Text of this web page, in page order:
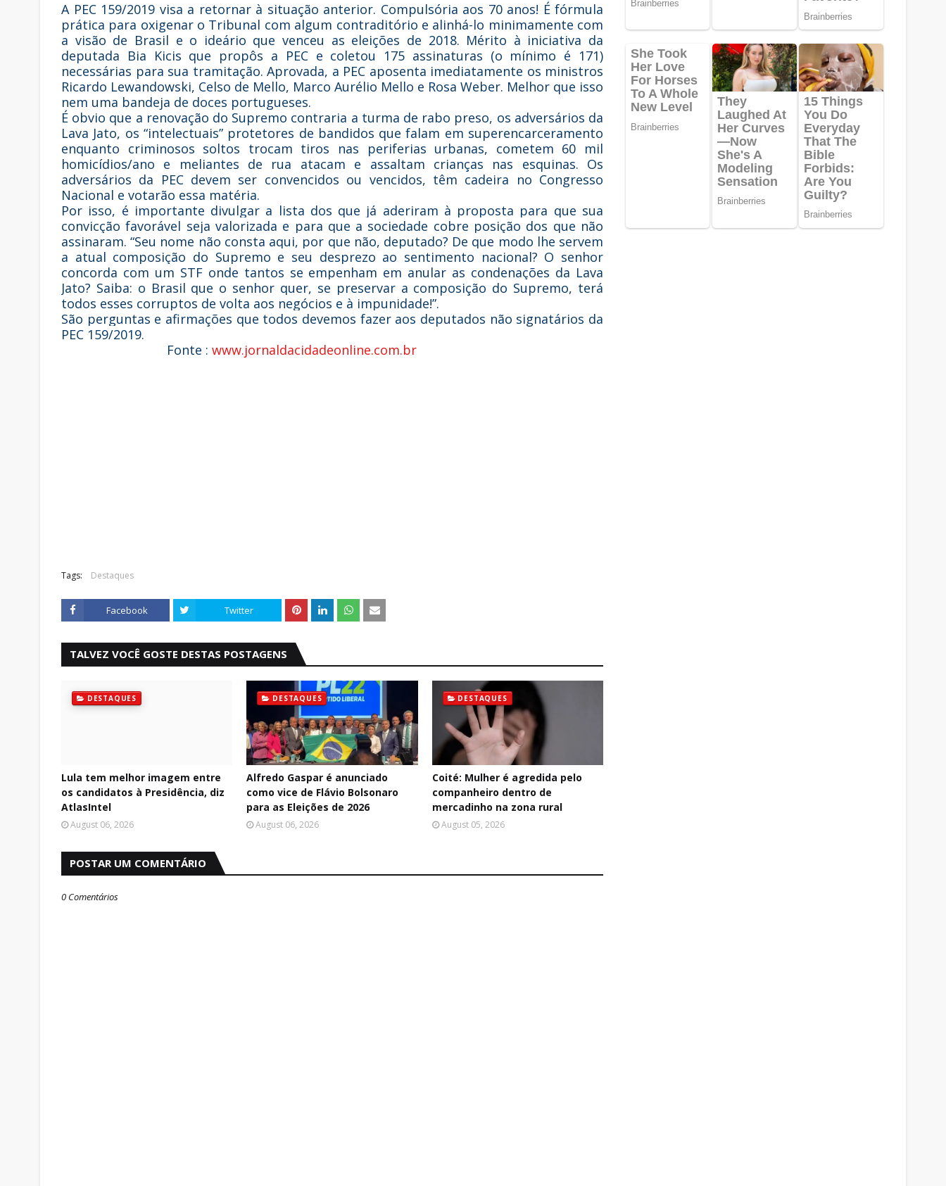
A PEC 159/2019 visa a retornar à situação anterior. Compulsória aos 70 anos! É fórmula
prática para oxigenar o Tribunal com algum contraditório e alinhá-lo minimamente com
a visão de Brasil e o ideário que venceu as eleições de 2018. Mérito à iniciativa da
deputada Bia Kicis que propôs a PEC e coletou 175 assinaturas (o mínimo é 171)
necessárias para sua tramitação. Aprovada, a PEC aposenta imediatamente os ministros
Ricardo Lewandowski, Celso de Mello, Marco Aurélio Mello e Rosa Weber. Melhor que isso
nem uma bandeja de doces portugueses.
É obvio que a renovação do Supremo contraria a turma de rabo preso, os adversários da
Lava Jato, os “intelectuais” protetores de bandidos que falam em superencarceramento
enquanto criminosos soltos trocam tiros nas periferias urbanas, cometem 60 mil
homicídios/ano e meliantes de rua atacam e assaltam crianças nas esquinas. Os
adversários da PEC devem ser convencidos ou vencidos, têm cadeira no Congresso
Nacional e votarão essa matéria.
Por isso, é importante divulgar a lista dos que já aderiram à proposta para que sua
convicção favorável seja valorizada e para que a sociedade cobre posição dos que não
assinaram. “Seu nome não consta aqui, por que não, deputado? De que modo lhe servem
a atual composição do Supremo e seu desprezo ao sentimento nacional? O senhor
concorda com um STF onde tantos se empenham em anular as condenações da Lava
Jato? Saiba: o Brasil que o senhor quer, se preservar a composição do Supremo, terá
todos esses corruptos de volta aos negócios e à impunidade!”.
São perguntas e afirmações que todos devemos fazer aos deputados não signatários da
PEC 159/2019.
Fonte : www.jornaldacidadeonline.com.br
Tags: Destaques
Facebook Twitter
TALVEZ VOCÊ GOSTE DESTAS POSTAGENS
DESTAQUES
Lula tem melhor imagem entre
os candidatos à Presidência, diz
AtlasIntel
August 06, 2026
DESTAQUES
Alfredo Gaspar é anunciado
como vice de Flávio Bolsonaro
para as Eleições de 2026
August 06, 2026
DESTAQUES
Coité: Mulher é agredida pelo
companheiro dentro de
mercadinho na zona rural
August 05, 2026
POSTAR UM COMENTÁRIO
0 Comentários